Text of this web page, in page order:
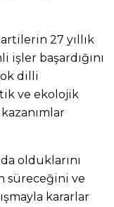
27 yıllık
başardığını
dilli
ve ekolojik
olduklarını
süreceğini ve
kararlar